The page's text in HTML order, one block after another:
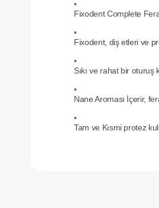
•
Fixodent Complete
•
Fixodent, diş etleri ve
•
Sıkı ve rahat bir oturuş
•
Nane Aroması İçerir,
•
Tam ve Kısmi protez